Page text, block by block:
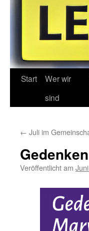
Start
Wer wir
sind
← Juli im
Veröffentlicht am